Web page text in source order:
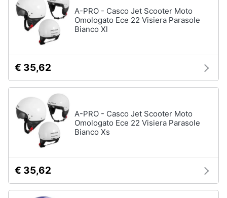
A-PRO - Casco Jet Scooter Moto
Omologato Ece 22 Visiera Parasole
Bianco Xl
€ 35,62
A-PRO - Casco Jet Scooter Moto
Omologato Ece 22 Visiera Parasole
Bianco Xs
€ 35,62